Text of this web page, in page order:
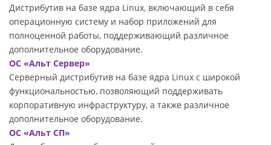
Дистрибутив на базе ядра Linux, включающий в себя
операционную систему и набор приложений для
полноценной работы, поддерживающий различное
дополнительное оборудование.
ОС «Альт Сервер»
Серверный дистрибутив на базе ядра Linux с широкой
функциональностью, позволяющий поддерживать
корпоративную инфраструктуру, а также различное
дополнительное оборудование.
ОС «Альт СП»